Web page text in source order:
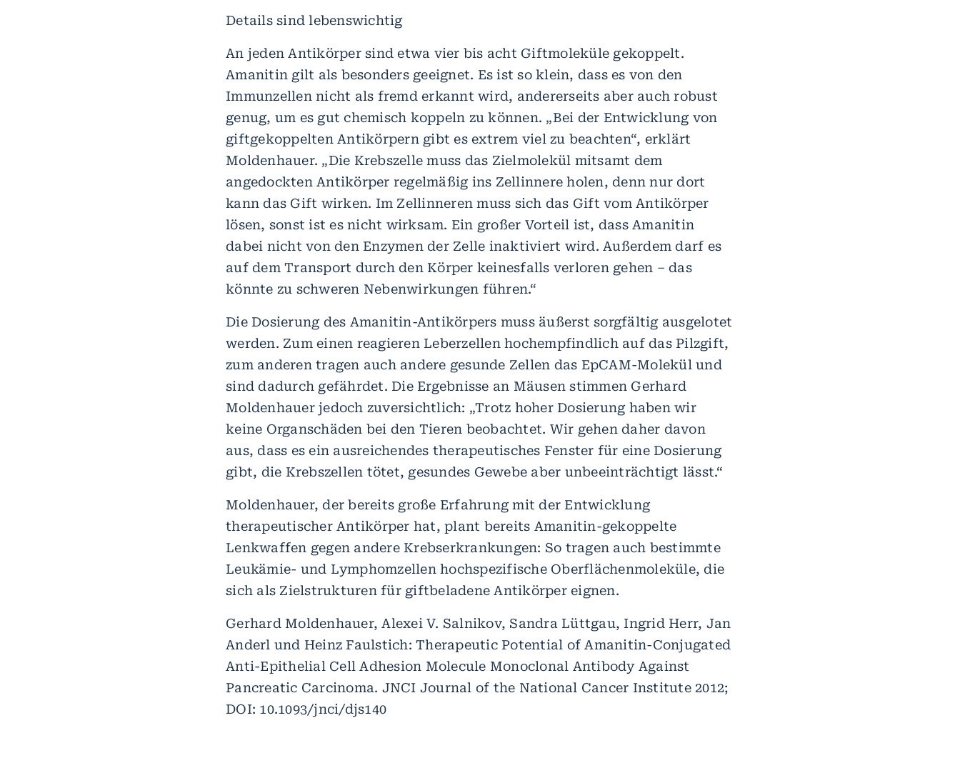
Details sind lebenswichtig
An jeden Antikörper sind etwa vier bis acht Giftmoleküle gekoppelt.
Amanitin gilt als besonders geeignet. Es ist so klein, dass es von den
Immunzellen nicht als fremd erkannt wird, andererseits aber auch robust
genug, um es gut chemisch koppeln zu können. „Bei der Entwicklung von
giftgekoppelten Antikörpern gibt es extrem viel zu beachten“, erklärt
Moldenhauer. „Die Krebszelle muss das Zielmolekül mitsamt dem
angedockten Antikörper regelmäßig ins Zellinnere holen, denn nur dort
kann das Gift wirken. Im Zellinneren muss sich das Gift vom Antikörper
lösen, sonst ist es nicht wirksam. Ein großer Vorteil ist, dass Amanitin
dabei nicht von den Enzymen der Zelle inaktiviert wird. Außerdem darf es
auf dem Transport durch den Körper keinesfalls verloren gehen – das
könnte zu schweren Nebenwirkungen führen.“
Die Dosierung des Amanitin-Antikörpers muss äußerst sorgfältig ausgelotet
werden. Zum einen reagieren Leberzellen hochempfindlich auf das Pilzgift,
zum anderen tragen auch andere gesunde Zellen das EpCAM-Molekül und
sind dadurch gefährdet. Die Ergebnisse an Mäusen stimmen Gerhard
Moldenhauer jedoch zuversichtlich: „Trotz hoher Dosierung haben wir
keine Organschäden bei den Tieren beobachtet. Wir gehen daher davon
aus, dass es ein ausreichendes therapeutisches Fenster für eine Dosierung
gibt, die Krebszellen tötet, gesundes Gewebe aber unbeeinträchtigt lässt.“
Moldenhauer, der bereits große Erfahrung mit der Entwicklung
therapeutischer Antikörper hat, plant bereits Amanitin-gekoppelte
Lenkwaffen gegen andere Krebserkrankungen: So tragen auch bestimmte
Leukämie- und Lymphomzellen hochspezifische Oberflächenmoleküle, die
sich als Zielstrukturen für giftbeladene Antikörper eignen.
Gerhard Moldenhauer, Alexei V. Salnikov, Sandra Lüttgau, Ingrid Herr, Jan
Anderl und Heinz Faulstich: Therapeutic Potential of Amanitin-Conjugated
Anti-Epithelial Cell Adhesion Molecule Monoclonal Antibody Against
Pancreatic Carcinoma. JNCI Journal of the National Cancer Institute 2012;
DOI: 10.1093/jnci/djs140